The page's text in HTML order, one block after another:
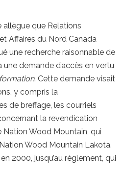
que Relations
Affaires du Nord Canada
une recherche raisonnable de
demande d’accès en vertu
. Cette demande visait
y compris la
de breffage, les courriels
la revendication
Nation Wood Mountain, qui
Wood Mountain Lakota.
2000, jusqu’au règlement, qui